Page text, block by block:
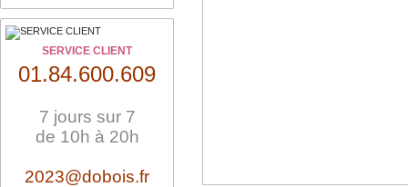
SERVICE CLIENT
01.84.600.609
7 jours sur 7
de 10h à 20h
2023@dobois.fr